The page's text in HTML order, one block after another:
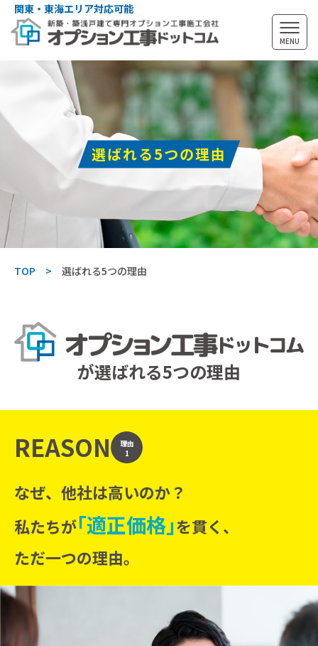
関東・東海エリア対応可能
MENU
選ばれる5つの理由
TOP 選ばれる5つの理由
が選ばれる5つの理由
REASON
理由
1
なぜ、他社は高いのか？
私たちが｢適正価格｣を貫く、
ただ一つの理由。